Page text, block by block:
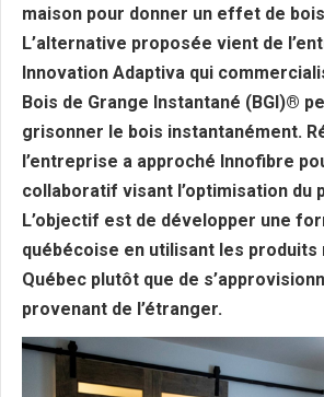
maison pour donner un effet de
L’alternative proposée vient de
Innovation Adaptiva qui
Bois de Grange Instantané (BGI)®
grisonner le bois instantanément.
l’entreprise a approché Innofibre
collaboratif visant l’optimisation du
L’objectif est de développer une
québécoise en utilisant les produits
Québec plutôt que de
provenant de l’étranger.